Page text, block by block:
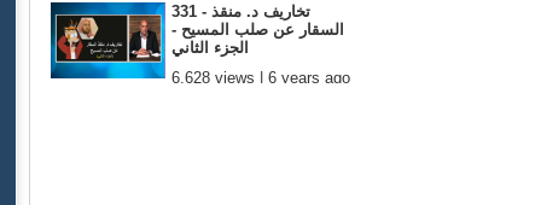
331 - تخاريف د. منقذ
السقار عن صلب المسيح -
الجزء الثاني
6,628 views | 6 years ago